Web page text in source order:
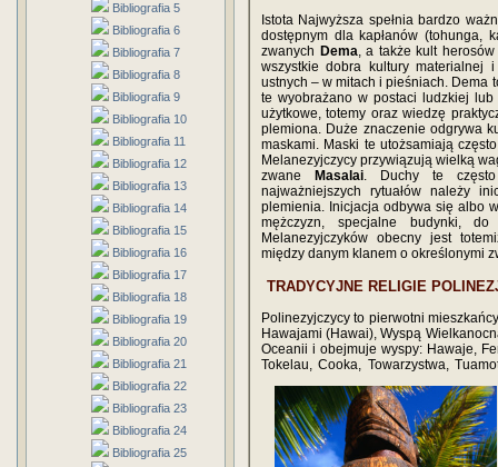
Bibliografia 5
Bibliografia 6
Bibliografia 7
Bibliografia 8
Bibliografia 9
Bibliografia 10
Bibliografia 11
Bibliografia 12
Bibliografia 13
Bibliografia 14
Bibliografia 15
Bibliografia 16
Bibliografia 17
Bibliografia 18
Bibliografia 19
Bibliografia 20
Bibliografia 21
Bibliografia 22
Bibliografia 23
Bibliografia 24
Bibliografia 25
Istota Najwyższa spełnia bardzo
dostępnym dla kapłanów (tohunga,
zwanych Dema, a także kult
wszystkie dobra kultury materialnej
ustnych – w mitach i pieśniach. Dema
te wyobrażano w postaci ludzkiej lub
użytkowe, totemy oraz wiedzę
plemiona. Duże znaczenie odgrywa
maskami. Maski te utożsamiają
Melanezyjczycy przywiązują wielką
zwane
Masalai. Duchy te często
najważniejszych rytuałów należy
plemienia. Inicjacja odbywa się albo
mężczyzn, specjalne budynki,
Melanezyjczyków obecny jest
między danym klanem o określonymi
TRADYCYJNE RELIGIE
Polinezyjczycy to pierwotni
Hawajami (Hawai), Wyspą
Oceanii i obejmuje wyspy: Hawaje,
Tokelau, Cooka, Towarzystwa,